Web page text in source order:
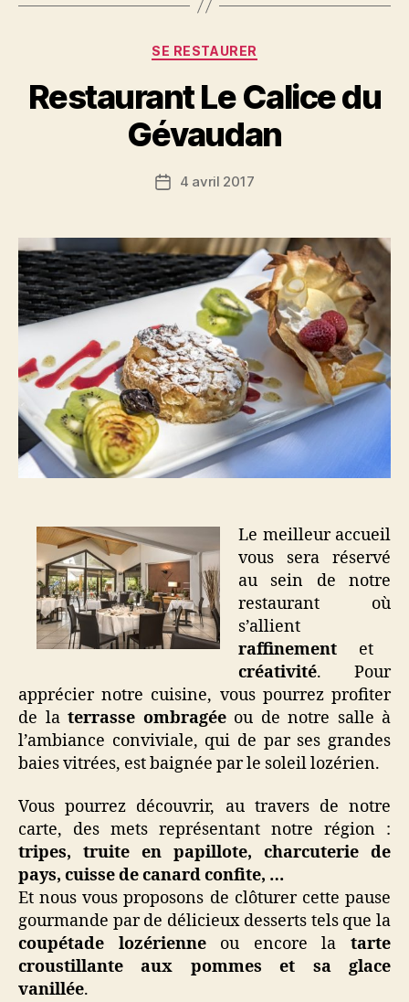
Catégories
SE RESTAURER
Restaurant Le Calice du
Gévaudan
Date4 avril 2017
Le meilleur accueil
vous sera réservé
au sein de notre
restaurant où
s’allient
raffinement et
créativité. Pour
apprécier notre cuisine, vous pourrez profiter
de la terrasse ombragéeou de notre salle à
l’ambiance conviviale, qui de par ses grandes
baies vitrées, est baignée par le soleil lozérien.
Vous pourrez découvrir, au travers de notre
carte, des mets représentant notre région :
tripes, truite en papillote, charcuterie de
pays, cuisse de canard confite, …
Et nous vous proposons de clôturer cette pause
gourmande par de délicieux desserts tels que la
coupétade lozérienneou encore latarte
croustillante aux pommes et sa glace
vanillée.